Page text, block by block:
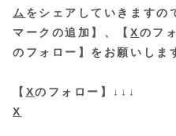
ム をシェアしていきますの
マークの追加】、【Xのフ
のフォロー】をお願いしま
【 Xのフォロー】↓↓↓
X